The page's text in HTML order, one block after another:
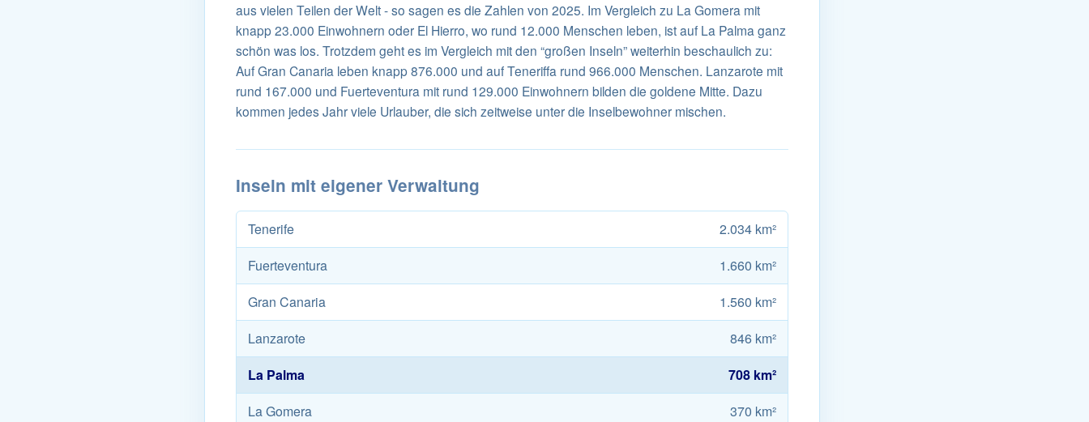
aus vielen Teilen der Welt - so sagen es die Zahlen von 2025. Im Vergleich zu La Gomera mit
knapp 23.000 Einwohnern oder El Hierro, wo rund 12.000 Menschen leben, ist auf La Palma ganz
schön was los. Trotzdem geht es im Vergleich mit den “großen Inseln” weiterhin beschaulich zu:
Auf Gran Canaria leben knapp 876.000 und auf Teneriffa rund 966.000 Menschen. Lanzarote mit
rund 167.000 und Fuerteventura mit rund 129.000 Einwohnern bilden die goldene Mitte. Dazu
kommen jedes Jahr viele Urlauber, die sich zeitweise unter die Inselbewohner mischen.
Inseln mit eigener Verwaltung
Tenerife
2.034 km²
Fuerteventura
1.660 km²
Gran Canaria
1.560 km²
Lanzarote
846 km²
La Palma
708 km²
La Gomera
370 km²